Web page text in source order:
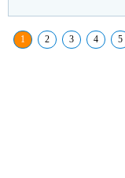
1 2 3 4 5